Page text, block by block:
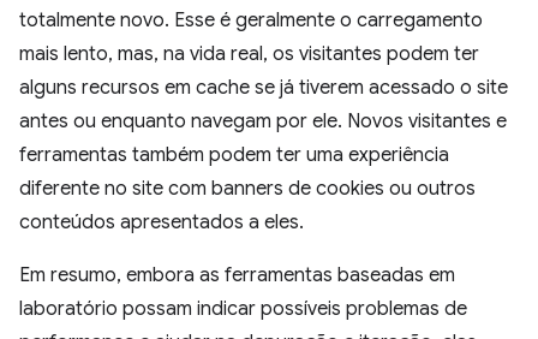
totalmente novo. Esse é geralmente o carregamento
mais lento, mas, na vida real, os visitantes podem ter
alguns recursos em cache se já tiverem acessado o site
antes ou enquanto navegam por ele. Novos visitantes e
ferramentas também podem ter uma experiência
diferente no site com banners de cookies ou outros
conteúdos apresentados a eles.
Em resumo, embora as ferramentas baseadas em
laboratório possam indicar possíveis problemas de